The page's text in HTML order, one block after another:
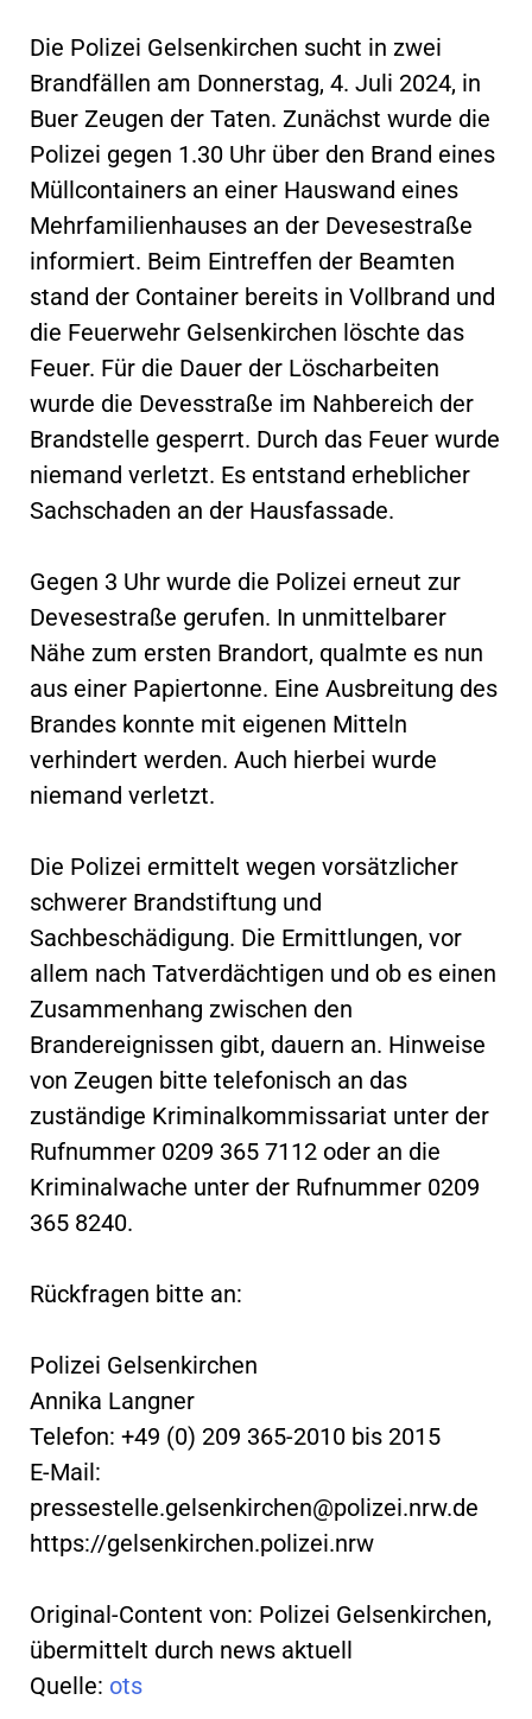
Die Polizei Gelsenkirchen sucht in zwei
Brandfällen am Donnerstag, 4. Juli 2024, in
Buer Zeugen der Taten. Zunächst wurde die
Polizei gegen 1.30 Uhr über den Brand eines
Müllcontainers an einer Hauswand eines
Mehrfamilienhauses an der Devesestraße
informiert. Beim Eintreffen der Beamten
stand der Container bereits in Vollbrand und
die Feuerwehr Gelsenkirchen löschte das
Feuer. Für die Dauer der Löscharbeiten
wurde die Devesstraße im Nahbereich der
Brandstelle gesperrt. Durch das Feuer wurde
niemand verletzt. Es entstand erheblicher
Sachschaden an der Hausfassade.
Gegen 3 Uhr wurde die Polizei erneut zur
Devesestraße gerufen. In unmittelbarer
Nähe zum ersten Brandort, qualmte es nun
aus einer Papiertonne. Eine Ausbreitung des
Brandes konnte mit eigenen Mitteln
verhindert werden. Auch hierbei wurde
niemand verletzt.
Die Polizei ermittelt wegen vorsätzlicher
schwerer Brandstiftung und
Sachbeschädigung. Die Ermittlungen, vor
allem nach Tatverdächtigen und ob es einen
Zusammenhang zwischen den
Brandereignissen gibt, dauern an. Hinweise
von Zeugen bitte telefonisch an das
zuständige Kriminalkommissariat unter der
Rufnummer 0209 365 7112 oder an die
Kriminalwache unter der Rufnummer 0209
365 8240.
Rückfragen bitte an:
Polizei Gelsenkirchen
Annika Langner
Telefon: +49 (0) 209 365-2010 bis 2015
E-Mail:
pressestelle.gelsenkirchen@polizei.nrw.de
https://gelsenkirchen.polizei.nrw
Original-Content von: Polizei Gelsenkirchen,
übermittelt durch news aktuell
Quelle: ots